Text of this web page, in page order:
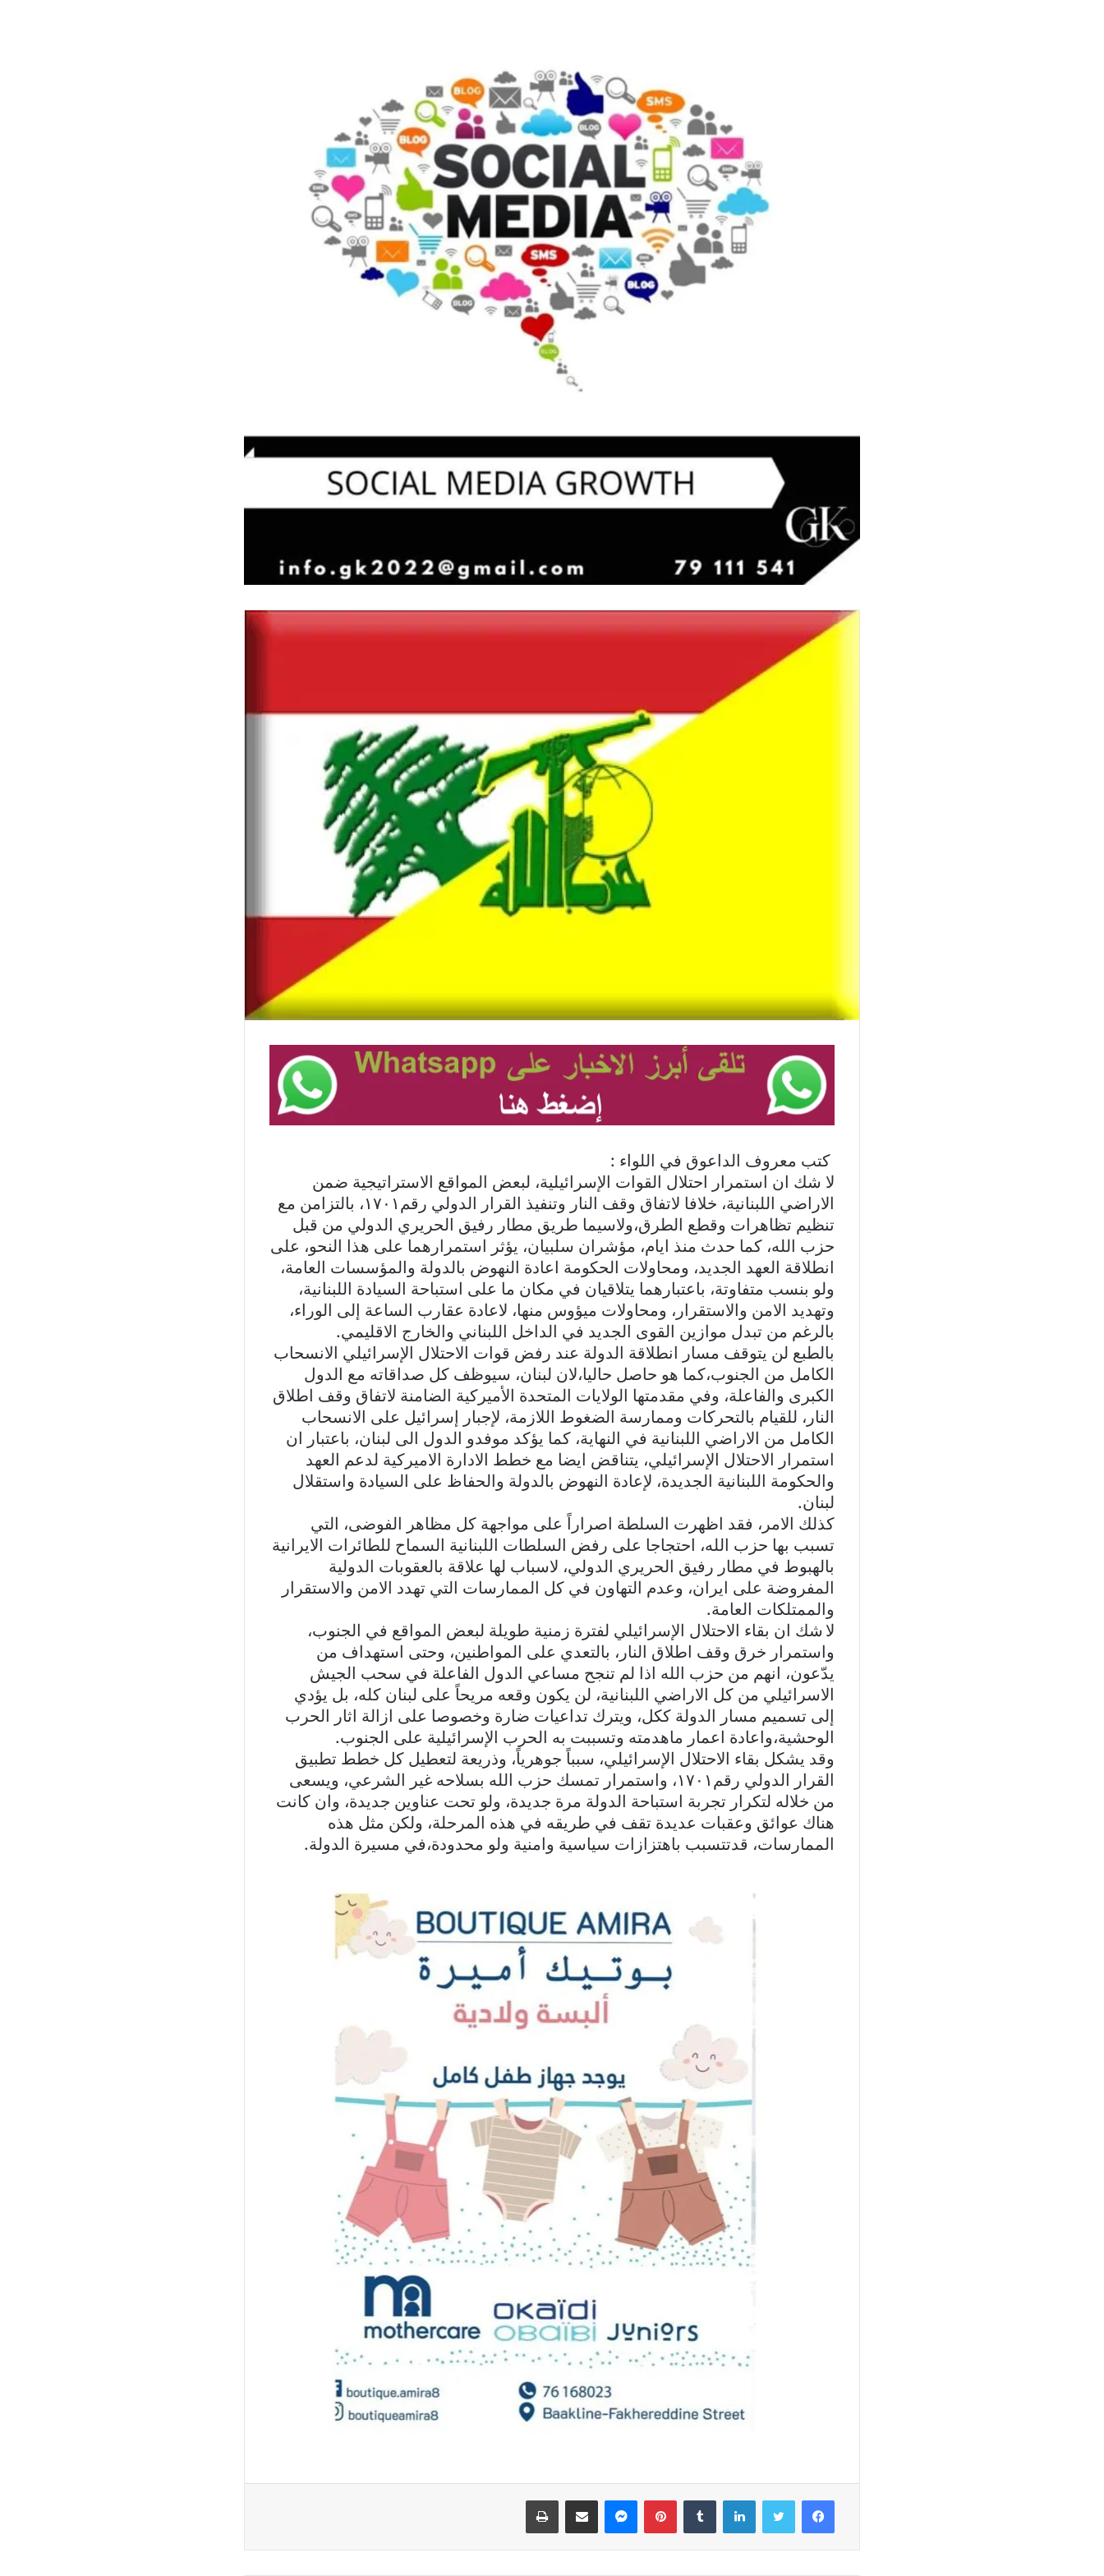
كتب معروف الداعوق في اللواء :
لا شك ان استمرار احتلال القوات الإسرائيلية، لبعض المواقع الاستراتيجية ضمن
الاراضي اللبنانية، خلافا لاتفاق وقف النار وتنفيذ القرار الدولي رقم١٧٠١، بالتزامن مع
تنظيم تظاهرات وقطع الطرق،ولاسيما طريق مطار رفيق الحريري الدولي من قبل
حزب الله، كما حدث منذ ايام، مؤشران سلبيان، يؤثر استمرارهما على هذا النحو، على
انطلاقة العهد الجديد، ومحاولات الحكومة اعادة النهوض بالدولة والمؤسسات العامة،
ولو بنسب متفاوتة، باعتبارهما يتلاقيان في مكان ما على استباحة السيادة اللبنانية،
وتهديد الامن والاستقرار، ومحاولات ميؤوس منها، لاعادة عقارب الساعة إلى الوراء،
بالرغم من تبدل موازين القوى الجديد في الداخل اللبناني والخارج الاقليمي.
بالطبع لن يتوقف مسار انطلاقة الدولة عند رفض قوات الاحتلال الإسرائيلي الانسحاب
الكامل من الجنوب،كما هو حاصل حاليا،لان لبنان، سيوظف كل صداقاته مع الدول
الكبرى والفاعلة، وفي مقدمتها الولايات المتحدة الأميركية الضامنة لاتفاق وقف اطلاق
النار، للقيام بالتحركات وممارسة الضغوط اللازمة، لإجبار إسرائيل على الانسحاب
الكامل من الاراضي اللبنانية في النهاية، كما يؤكد موفدو الدول الى لبنان، باعتبار ان
استمرار الاحتلال الإسرائيلي، يتناقض ايضا مع خطط الادارة الاميركية لدعم العهد
والحكومة اللبنانية الجديدة، لإعادة النهوض بالدولة والحفاظ على السيادة واستقلال
لبنان.
كذلك الامر، فقد اظهرت السلطة اصراراً على مواجهة كل مظاهر الفوضى، التي
تسبب بها حزب الله، احتجاجا على رفض السلطات اللبنانية السماح للطائرات الايرانية
بالهبوط في مطار رفيق الحريري الدولي، لاسباب لها علاقة بالعقوبات الدولية
المفروضة على ايران، وعدم التهاون في كل الممارسات التي تهدد الامن والاستقرار
والممتلكات العامة.
لا شك ان بقاء الاحتلال الإسرائيلي لفترة زمنية طويلة لبعض المواقع في الجنوب،
واستمرار خرق وقف اطلاق النار، بالتعدي على المواطنين، وحتى استهداف من
يدّعون، انهم من حزب الله اذا لم تنجح مساعي الدول الفاعلة في سحب الجيش
الاسرائيلي من كل الاراضي اللبنانية، لن يكون وقعه مريحاً على لبنان كله، بل يؤدي
إلى تسميم مسار الدولة ككل، ويترك تداعيات ضارة وخصوصا على ازالة اثار الحرب
الوحشية،واعادة اعمار ماهدمته وتسببت به الحرب الإسرائيلية على الجنوب.
وقد يشكل بقاء الاحتلال الإسرائيلي، سبباً جوهرياً، وذريعة لتعطيل كل خطط تطبيق
القرار الدولي رقم١٧٠١، واستمرار تمسك حزب الله بسلاحه غير الشرعي، ويسعى
من خلاله لتكرار تجربة استباحة الدولة مرة جديدة، ولو تحت عناوين جديدة، وان كانت
هناك عوائق وعقبات عديدة تقف في طريقه في هذه المرحلة، ولكن مثل هذه
الممارسات، قدتتسبب باهتزازات سياسية وامنية ولو محدودة،في مسيرة الدولة.
فيسبوك تويتر لينكدإن بينتيريستماسنجر مشاركة عبر البريد طباعة